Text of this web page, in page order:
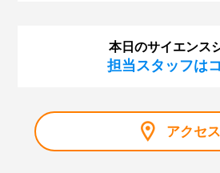
本日のサイエンス
担当スタッフは
アクセス